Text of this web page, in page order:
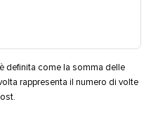
definita come la somma delle
rappresenta il numero di volte